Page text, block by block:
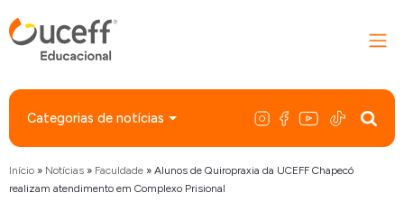
Categorias de notícias
Início» Notícias» Faculdade» Alunos de Quiropraxia da UCEFF Chapecó
realizam atendimento em Complexo Prisional